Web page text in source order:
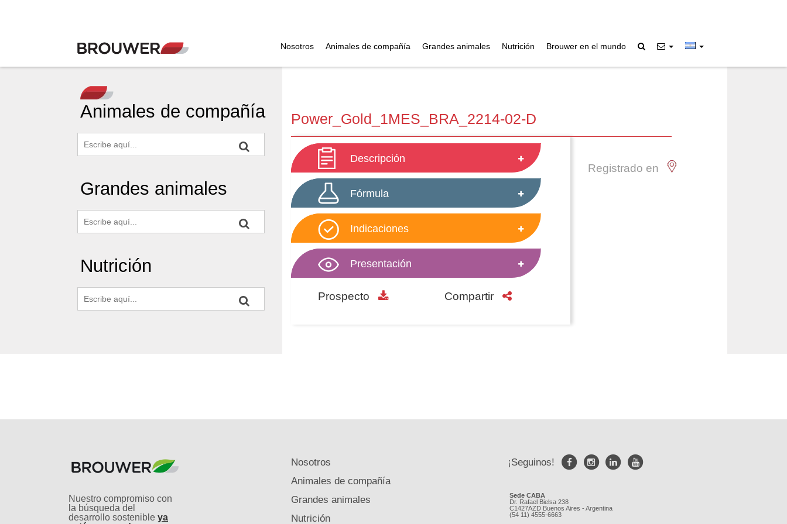
Nosotros Animales de compañía Grandes animales Nutrición Brouwer en el mundo
Animales de compañía
Grandes animales
Nutrición
Power_Gold_1MES_BRA_2214-02-D
Descripción
Fórmula
Indicaciones
Presentación
Prospecto Compartir
Registrado en
Nuestro compromiso con
la búsqueda del
desarrollo sostenible ya
Nosotros
Animales de compañía
Grandes animales
Nutrición
¡Seguinos!
Sede CABA
Dr. Rafael Bielsa 238
C1427AZD Buenos Aires - Argentina
(54 11) 4555-6663